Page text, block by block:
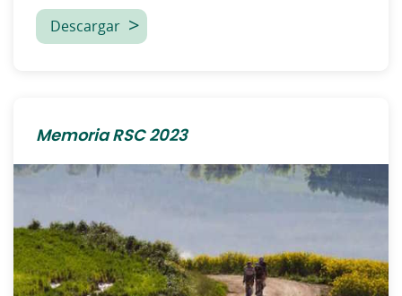
Descargar
Memoria RSC 2023